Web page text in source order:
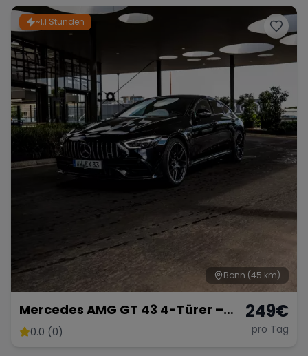
~1,1 Stunden
Bonn (45 km)
Mercedes AMG GT 43 4-Türer –
Luxuriöse Sportlimousine
0.0 (0)
249€
pro Tag